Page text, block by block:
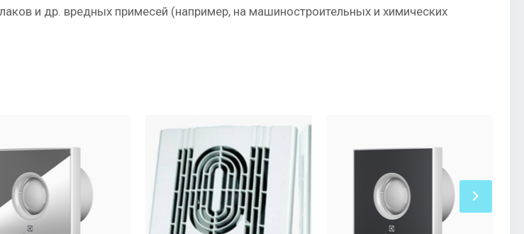
и др. вредных примесей (например, на машиностроительных и химических